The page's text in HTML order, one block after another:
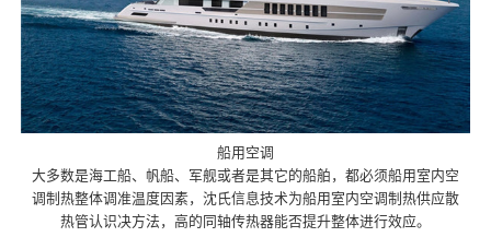
船用空调
大多数是海工船、帆船、军舰或者是其它的船舶，都必须船用室内空
调制热整体调准温度因素，沈氏信息技术为船用室内空调制热供应散
热管认识决方法，高的同轴传热器能否提升整体进行效应。